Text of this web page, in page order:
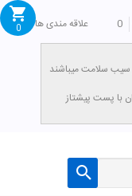
0
علاقه مندی ها
0